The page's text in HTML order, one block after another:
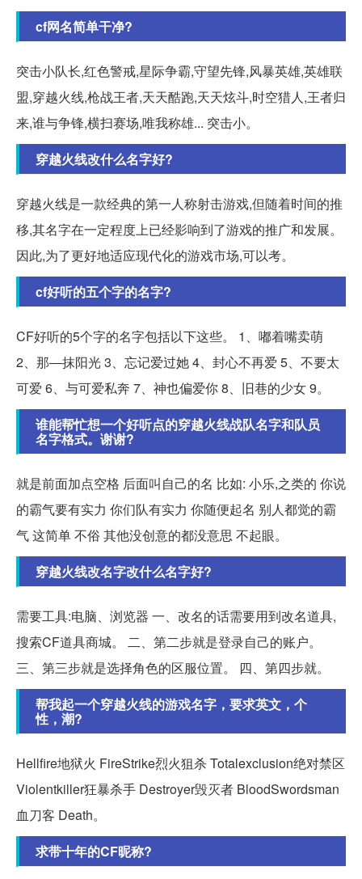
cf网名简单干净?
突击小队长,红色警戒,星际争霸,守望先锋,风暴英雄,英雄联
盟,穿越火线,枪战王者,天天酷跑,天天炫斗,时空猎人,王者归
来,谁与争锋,横扫赛场,唯我称雄... 突击小。
穿越火线改什么名字好?
穿越火线是一款经典的第一人称射击游戏,但随着时间的推
移,其名字在一定程度上已经影响到了游戏的推广和发展。
因此,为了更好地适应现代化的游戏市场,可以考。
cf好听的五个字的名字?
CF好听的5个字的名字包括以下这些。 1、嘟着嘴卖萌
2、那―抹阳光 3、忘记爱过她 4、封心不再爱 5、不要太
可爱 6、与可爱私奔 7、神也偏爱你 8、旧巷的少女 9。
谁能帮忙想一个好听点的穿越火线战队名字和队员
名字格式。谢谢?
就是前面加点空格 后面叫自己的名 比如: 小乐,之类的 你说
的霸气要有实力 你们队有实力 你随便起名 别人都觉的霸
气 这简单 不俗 其他没创意的都没意思 不起眼。
穿越火线改名字改什么名字好?
需要工具:电脑、浏览器 一、改名的话需要用到改名道具,
搜索CF道具商城。 二、第二步就是登录自己的账户。
三、第三步就是选择角色的区服位置。 四、第四步就。
帮我起一个穿越火线的游戏名字，要求英文，个
性，潮?
Hellfire地狱火 FireStrike烈火狙杀 Totalexclusion绝对禁区
Violentkiller狂暴杀手 Destroyer毁灭者 BloodSwordsman
血刀客 Death。
求带十年的CF昵称?